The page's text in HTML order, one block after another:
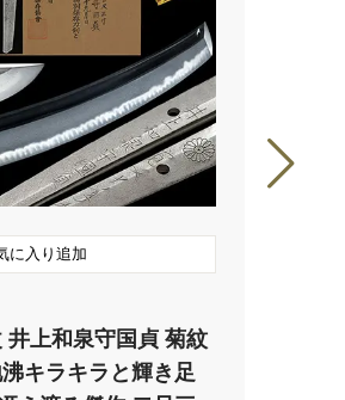
井上和泉守国貞 菊紋
キラキラと輝き足